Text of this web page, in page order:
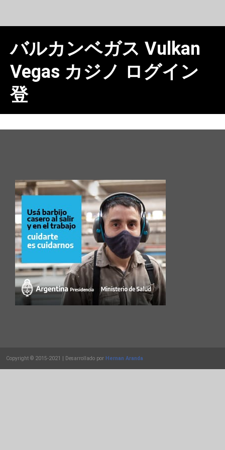
バルカンベガス Vulkan
Vegas カジノ ログイン
登
Copyright © 2015-2021 | Desarrollado por Hernan Aranda